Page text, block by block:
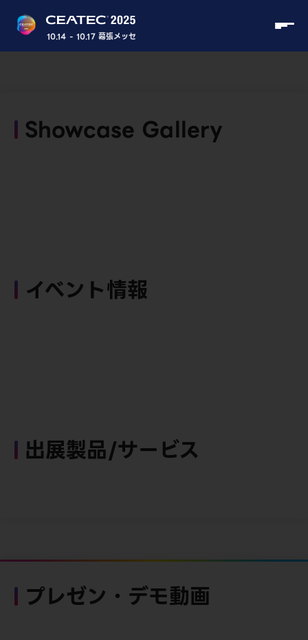
10.14 - 10.17 幕張メッセ
Showcase Gallery
イベント情報
出展製品/サービス
プレゼン・デモ動画